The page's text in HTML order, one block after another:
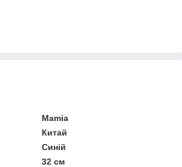
Mamia
Китай
Синій
32 см